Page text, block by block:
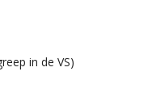
in de VS)